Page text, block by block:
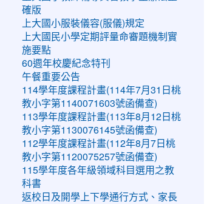
確版
上大國小服裝儀容(服儀)規定
上大國民小學定期評量命審題機制實
施要點
60週年校慶紀念特刊
午餐重要公告
114學年度課程計畫(114年7月31日桃
教小字第1140071603號函備查)
113學年度課程計畫(113年8月12日桃
教小字第1130076145號函備查)
112學年度課程計畫(112年8月7日桃
教小字第1120075257號函備查)
115學年度各年級領域科目選用之教
科書
返校日及開學上下學通行方式、家長